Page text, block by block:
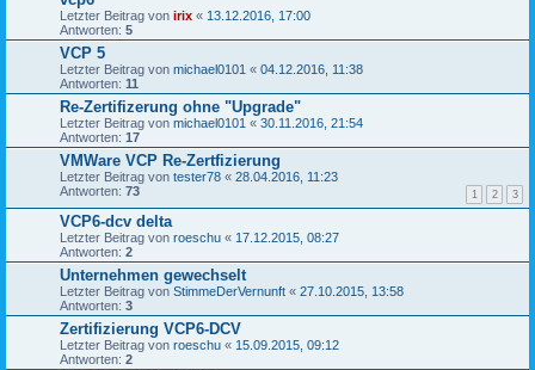
Letzter Beitrag von irix « 13.12.2016, 17:00
Antworten: 5
VCP 5
Letzter Beitrag von michael0101 « 04.12.2016, 11:38
Antworten: 11
Re-Zertifizerung ohne "Upgrade"
Letzter Beitrag von michael0101 « 30.11.2016, 21:54
Antworten: 17
VMWare VCP Re-Zertfizierung
Letzter Beitrag von tester78 « 28.04.2016, 11:23
Antworten: 73 1 2 3
VCP6-dcv delta
Letzter Beitrag von roeschu « 17.12.2015, 08:27
Antworten: 2
Unternehmen gewechselt
Letzter Beitrag von StimmeDerVernunft « 27.10.2015, 13:58
Antworten: 3
Zertifizierung VCP6-DCV
Letzter Beitrag von roeschu « 15.09.2015, 09:12
Antworten: 2